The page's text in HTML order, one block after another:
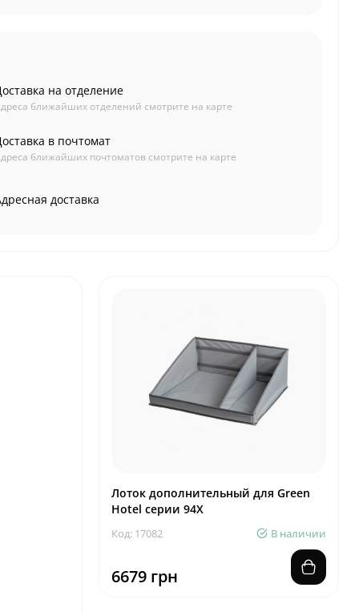
на отделение
ближайших отделений смотрите на карте
в почтомат
ближайших почтоматов смотрите на карте
доставка
Лоток дополнительный для Green
Hotel серии 94X
Код: 17082 В наличии
6679 грн